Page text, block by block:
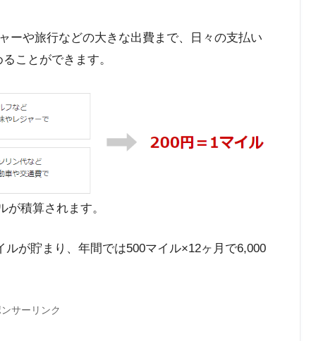
ーや旅行などの大きな出費まで、日々の支払い
ことができます。
積算されます。
が貯まり、年間では500マイル×12ヶ月で6,000
サーリンク